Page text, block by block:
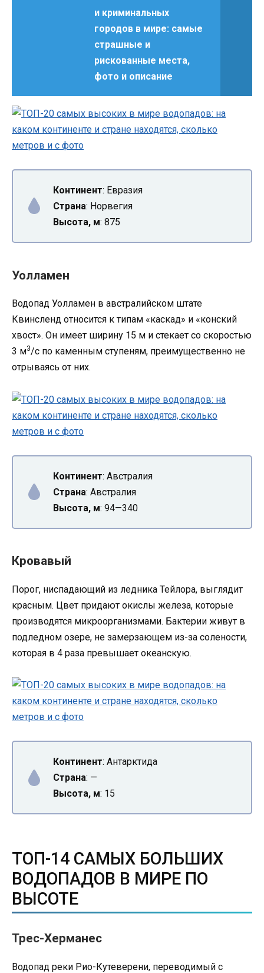
и криминальных
городов в мире: самые
страшные и
рискованные места,
фото и описание
Континент: Евразия
Страна: Норвегия
Высота, м: 875
Уолламен
Водопад Уолламен в австралийском штате
Квинсленд относится к типам «каскад» и «конский
хвост». Он имеет ширину 15 м и стекает со скоростью
3 м3/с по каменным ступеням, преимущественно не
отрываясь от них.
Континент: Австралия
Страна: Австралия
Высота, м: 94—340
Кровавый
Порог, ниспадающий из ледника Тейлора, выглядит
красным. Цвет придают окислы железа, которые
производятся микроорганизмами. Бактерии живут в
подледном озере, не замерзающем из-за солености,
которая в 4 раза превышает океанскую.
Континент: Антарктида
Страна: —
Высота, м: 15
ТОП-14 САМЫХ БОЛЬШИХ
ВОДОПАДОВ В МИРЕ ПО
ВЫСОТЕ
Трес-Херманес
Водопад реки Рио-Кутеверени, переводимый с